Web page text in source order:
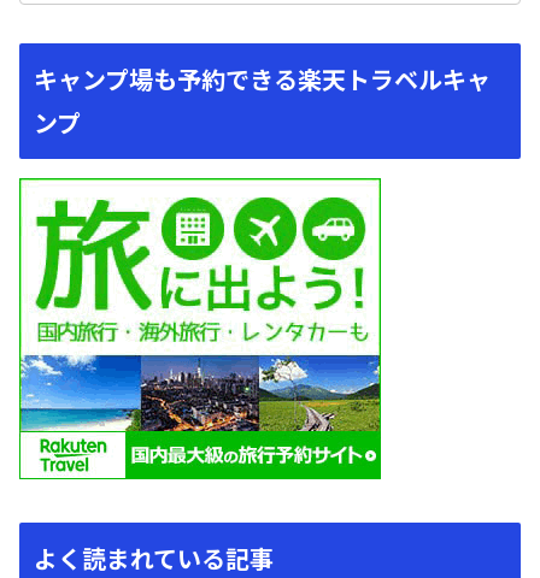
キャンプ場も予約できる楽天トラベルキャ
ンプ
よく読まれている記事